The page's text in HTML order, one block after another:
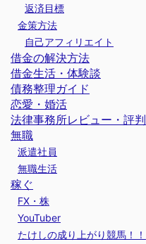
返済目標
金策方法
自己アフィリエイト
借金の解決方法
借金生活・体験談
債務整理ガイド
恋愛・婚活
法律事務所レビュー・評判
無職
派遣社員
無職生活
稼ぐ
FX・株
YouTuber
たけしの成り上がり競馬！！